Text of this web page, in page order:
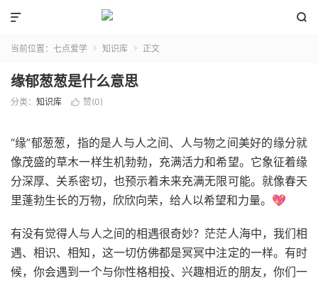


当前位置： 七点爱学  知识库  正文
缘郁葱葱是什么意思
分类： 知识库  赞(0)
“缘”郁葱葱，指的是人与人之间、人与物之间美好的缘分就
像茂盛的草木一样生机勃勃，充满活力和希望。它象征着缘
分深厚、关系密切，也预示着未来充满无限可能。就像春天
里蓬勃生长的万物，欣欣向荣，给人以希望和力量。💖
有没有觉得人与人之间的相遇很奇妙？茫茫人海中，我们相
遇、相识、相知，这一切仿佛都是冥冥中注定的一样。有时
候，你会遇到一个与你性格相投、兴趣相近的朋友，你们一